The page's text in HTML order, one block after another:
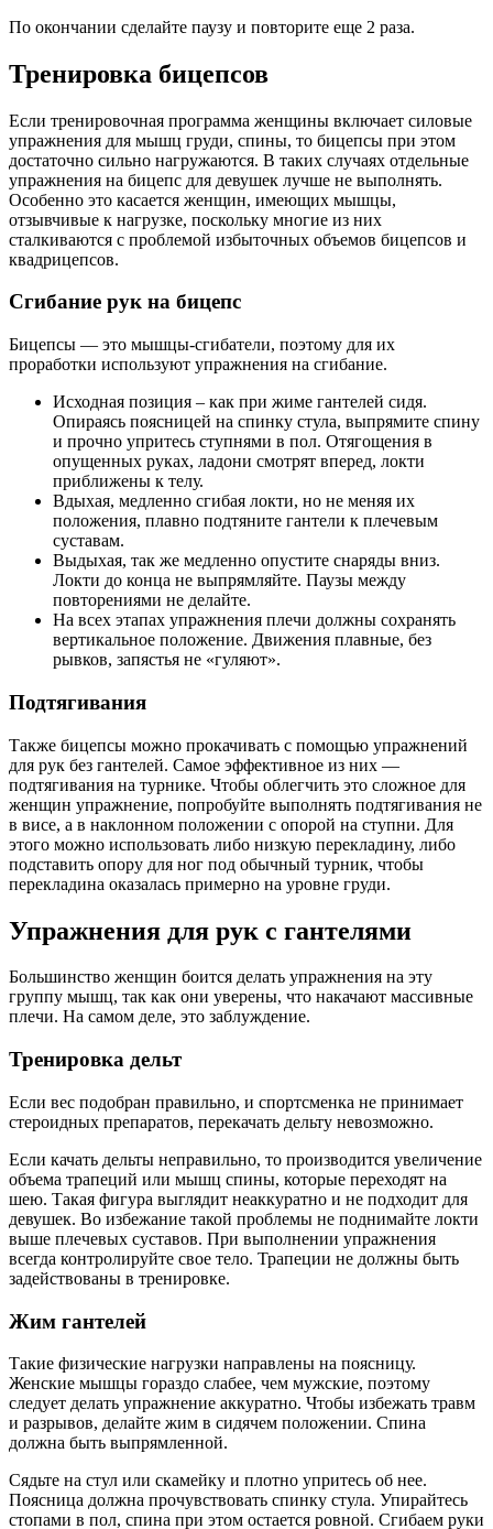
По окончании сделайте паузу и повторите еще 2 раза.
Тренировка бицепсов
Если тренировочная программа женщины включает силовые
упражнения для мышц груди, спины, то бицепсы при этом
достаточно сильно нагружаются. В таких случаях отдельные
упражнения на бицепс для девушек лучше не выполнять.
Особенно это касается женщин, имеющих мышцы,
отзывчивые к нагрузке, поскольку многие из них
сталкиваются с проблемой избыточных объемов бицепсов и
квадрицепсов.
Сгибание рук на бицепс
Бицепсы — это мышцы-сгибатели, поэтому для их
проработки используют упражнения на сгибание.
Исходная позиция – как при жиме гантелей сидя.
Опираясь поясницей на спинку стула, выпрямите спину
и прочно упритесь ступнями в пол. Отягощения в
опущенных руках, ладони смотрят вперед, локти
приближены к телу.
Вдыхая, медленно сгибая локти, но не меняя их
положения, плавно подтяните гантели к плечевым
суставам.
Выдыхая, так же медленно опустите снаряды вниз.
Локти до конца не выпрямляйте. Паузы между
повторениями не делайте.
На всех этапах упражнения плечи должны сохранять
вертикальное положение. Движения плавные, без
рывков, запястья не «гуляют».
Подтягивания
Также бицепсы можно прокачивать с помощью упражнений
для рук без гантелей. Самое эффективное из них —
подтягивания на турнике. Чтобы облегчить это сложное для
женщин упражнение, попробуйте выполнять подтягивания не
в висе, а в наклонном положении с опорой на ступни. Для
этого можно использовать либо низкую перекладину, либо
подставить опору для ног под обычный турник, чтобы
перекладина оказалась примерно на уровне груди.
Упражнения для рук с гантелями
Большинство женщин боится делать упражнения на эту
группу мышц, так как они уверены, что накачают массивные
плечи. На самом деле, это заблуждение.
Тренировка дельт
Если вес подобран правильно, и спортсменка не принимает
стероидных препаратов, перекачать дельту невозможно.
Если качать дельты неправильно, то производится увеличение
объема трапеций или мышц спины, которые переходят на
шею. Такая фигура выглядит неаккуратно и не подходит для
девушек. Во избежание такой проблемы не поднимайте локти
выше плечевых суставов. При выполнении упражнения
всегда контролируйте свое тело. Трапеции не должны быть
задействованы в тренировке.
Жим гантелей
Такие физические нагрузки направлены на поясницу.
Женские мышцы гораздо слабее, чем мужские, поэтому
следует делать упражнение аккуратно. Чтобы избежать травм
и разрывов, делайте жим в сидячем положении. Спина
должна быть выпрямленной.
Сядьте на стул или скамейку и плотно упритесь об нее.
Поясница должна прочувствовать спинку стула. Упирайтесь
стопами в пол, спина при этом остается ровной. Сгибаем руки